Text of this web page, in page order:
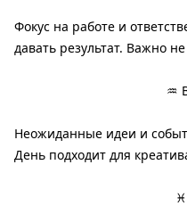
Фокус на работе и
давать результат. Важно
♒
Неожиданные идеи и
День подходит для